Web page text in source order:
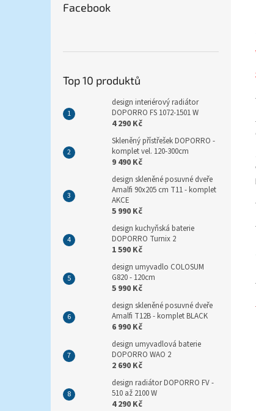
Facebook
Top 10 produktů
design interiérový radiátor
DOPORRO FS 1072-1501 W
4 290 Kč
Skleněný přístřešek DOPORRO -
komplet vel. 120-300cm
9 490 Kč
design skleněné posuvné dveře
Amalfi 90x205 cm T11 - komplet
AKCE
5 990 Kč
design kuchyňská baterie
DOPORRO Turnix 2
1 590 Kč
design umyvadlo COLOSUM
G820 - 120cm
5 990 Kč
design skleněné posuvné dveře
Amalfi T12B - komplet BLACK
6 990 Kč
design umyvadlová baterie
DOPORRO WAO 2
2 690 Kč
design radiátor DOPORRO FV -
510 až 2100 W
4 290 Kč